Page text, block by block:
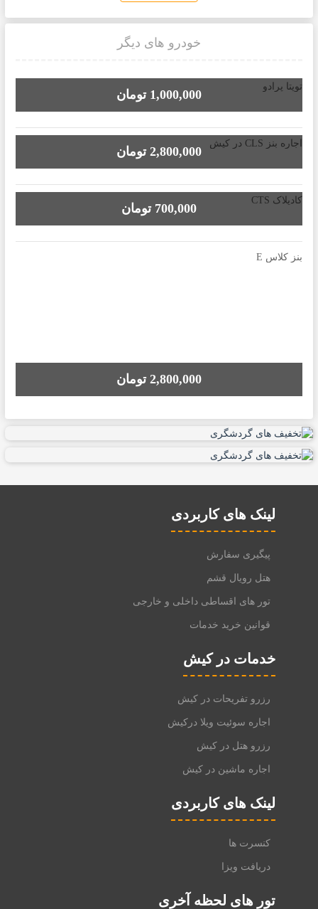
خودرو های دیگر
تویتا پرادو
1,000,000 تومان
اجاره بنز CLS در کیش
2,800,000 تومان
کادیلاک CTS
700,000 تومان
بنز کلاس E
2,800,000 تومان
لینک های کاربردی
پیگیری سفارش
هتل رویال قشم
تور های اقساطی داخلی و خارجی
قوانین خرید خدمات
خدمات در کیش
رزرو تفریحات در کیش
اجاره سوئیت ویلا درکیش
رزرو هتل در کیش
اجاره ماشین در کیش
لینک های کاربردی
کنسرت ها
دریافت ویزا
تور های لحظه آخری